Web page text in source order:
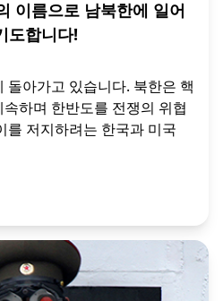
이름으로 남북한에 일어
도합니다!
돌아가고 있습니다. 북한은 핵
하며 한반도를 전쟁의 위협
를 저지하려는 한국과 미국